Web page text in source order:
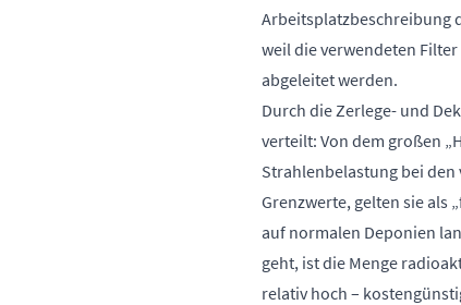
Arbeitsplatzbeschreibung
weil die verwendeten
abgeleitet werden.
Durch die Zerlege- und
verteilt: Von dem großen
Strahlenbelastung bei
Grenzwerte, gelten sie als
auf normalen Deponien
geht, ist die Menge
relativ hoch –